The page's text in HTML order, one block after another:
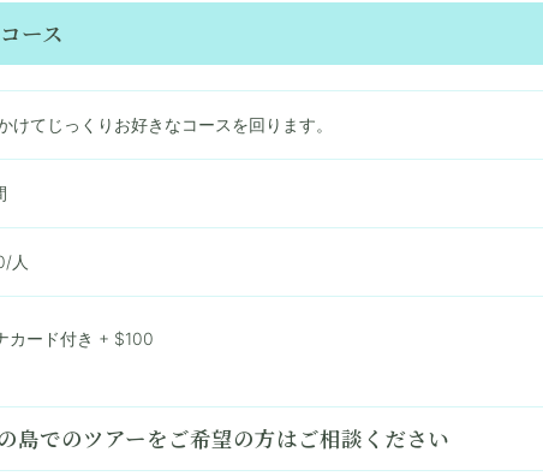
ース
けてじっくりお好きなコースを回ります。
人
カード付き + $100
島でのツアーをご希望の方はご相談ください